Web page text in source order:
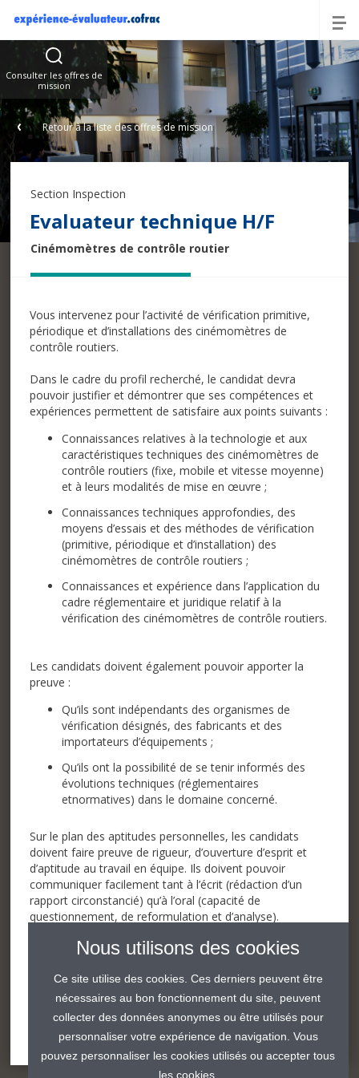
Retour à la liste des offres de mission
Section Inspection
Evaluateur technique H/F
Cinémomètres de contrôle routier
Vous intervenez pour l’activité de vérification primitive,
périodique et d’installations des cinémomètres de
contrôle routiers.
Dans le cadre du profil recherché, le candidat devra
pouvoir justifier et démontrer que ses compétences et
expériences permettent de satisfaire aux points suivants :
Connaissances relatives à la technologie et aux
caractéristiques techniques des cinémomètres de
contrôle routiers (fixe, mobile et vitesse moyenne)
et à leurs modalités de mise en œuvre ;
Connaissances techniques approfondies, des
moyens d’essais et des méthodes de vérification
(primitive, périodique et d’installation) des
cinémomètres de contrôle routiers ;
Connaissances et expérience dans l’application du
cadre réglementaire et juridique relatif à la
vérification des cinémomètres de contrôle routiers.
Les candidats doivent également pouvoir apporter la
preuve :
Qu’ils sont indépendants des organismes de
vérification désignés, des fabricants et des
importateurs d’équipements ;
Qu’ils ont la possibilité de se tenir informés des
évolutions techniques (réglementaires
etnormatives) dans le domaine concerné.
Sur le plan des aptitudes personnelles, les candidats
doivent faire preuve de rigueur, d’ouverture d’esprit et
d’aptitude au travail en équipe. Ils doivent pouvoir
communiquer facilement tant à l’écrit (rédaction d’un
rapport circonstancié) qu’à l’oral (capacité de
questionnement, de reformulation et d’analyse).
PartagerPartager
par
Partager
par
Partager
Offres
Consulter les offres de
mission
Nous utilisons des cookies
Ce site utilise des cookies. Ces derniers peuvent être
nécessaires au bon fonctionnement du site, peuvent
collecter des données anonymes ou être utilisés pour
personnaliser votre expérience de navigation. Vous
pouvez personnaliser les cookies utilisés ou accepter tous
les cookies.